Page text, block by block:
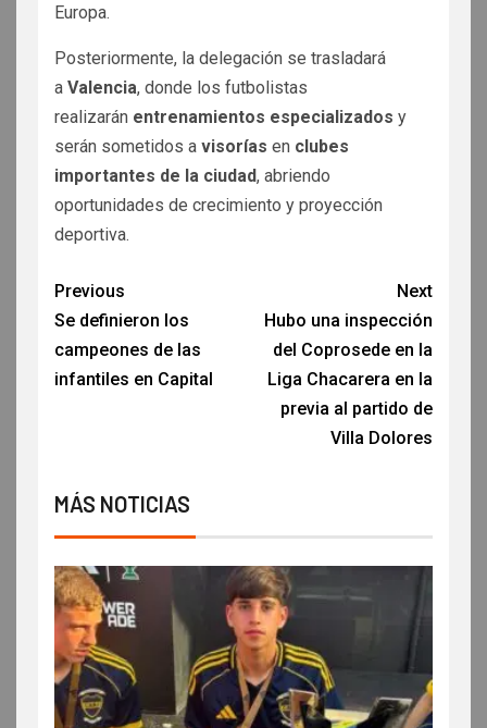
Europa.
Posteriormente, la delegación se trasladará
a Valencia, donde los futbolistas
realizarán entrenamientos especializados y
serán sometidos a visorías en clubes
importantes de la ciudad, abriendo
oportunidades de crecimiento y proyección
deportiva.
Previous
Se definieron los
campeones de las
infantiles en Capital
Next
Hubo una inspección
del Coprosede en la
Liga Chacarera en la
previa al partido de
Villa Dolores
MÁS NOTICIAS